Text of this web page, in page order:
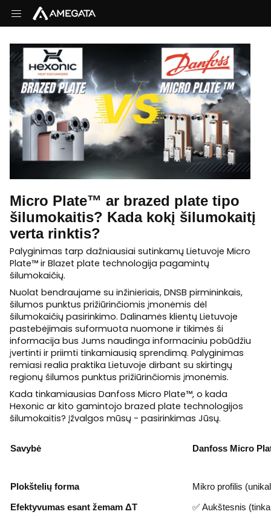
Micro Plate™ ar brazed plate tipo
šilumokaitis? Kada kokį šilumokaitį
verta rinktis?
Palyginimas tarp dažniausiai sutinkamų Lietuvoje Micro
Plate™ ir Blazet plate technologija pagamintų
šilumokaičių.
Nuolat bendraujame su inžinieriais, DNSB pirmininkais,
šilumos punktus prižiūrinčiomis įmonėmis dėl
šilumokaičių pasirinkimo. Dalinamės klientų Lietuvoje
pastebėjimais suformuota nuomone ir tikimės ši
informacija bus Jums naudinga informaciniu pobūdžiu
įvertinti ir priimti tinkamiausią sprendimą. Palyginimas
remiasi realia praktika Lietuvoje dirbant su skirtingų
regionų šilumos punktus prižiūrinčiomis įmonėmis.
Kada tinkamiausias Danfoss Micro Plate™, o kada
Hexonic ar kito gamintojo brazed plate technologijos
šilumokaitis? Įžvalgos mūsų - pasirinkimas Jūsų.
Savybė Danfoss Micro
Plokštelių forma Mikro profilis
Efektyvumas esant žemam ΔT ✅ Aukštesnis